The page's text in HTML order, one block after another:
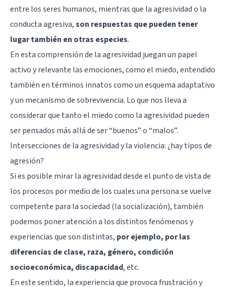
entre los seres humanos, mientras que la agresividad o la
conducta agresiva,son respuestas que pueden tener
lugar también en otras especies.
En esta comprensión de la agresividad juegan un papel
activo y relevante las emociones, como el miedo, entendido
también en términos innatos como un esquema adaptativo
y un mecanismo de sobrevivencia. Lo que nos lleva a
considerar que tanto el miedo como la agresividad pueden
ser pensados más allá de ser “buenos” o “malos”.
Intersecciones de la agresividad y la violencia: ¿hay tipos de
agresión?
Si es posible mirar la agresividad desde el punto de vista de
los procesos por medio de los cuales una persona se vuelve
competente para la sociedad (la socialización), también
podemos poner atención a los distintos fenómenos y
experiencias que son distintas, por ejemplo, por las
diferencias de clase, raza, género, condición
socioeconómica, discapacidad, etc.
En este sentido, la experiencia que provoca frustración y